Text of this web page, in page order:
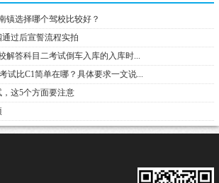
镇选择哪个驾校比较好？
通过后宣誓流程实拍
解答科目二考试倒车入库的入库时...
试比C1简单在哪？具体要求一文说...
，这5个方面要注意